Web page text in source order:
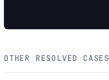
OTHER RESOLVED CASES